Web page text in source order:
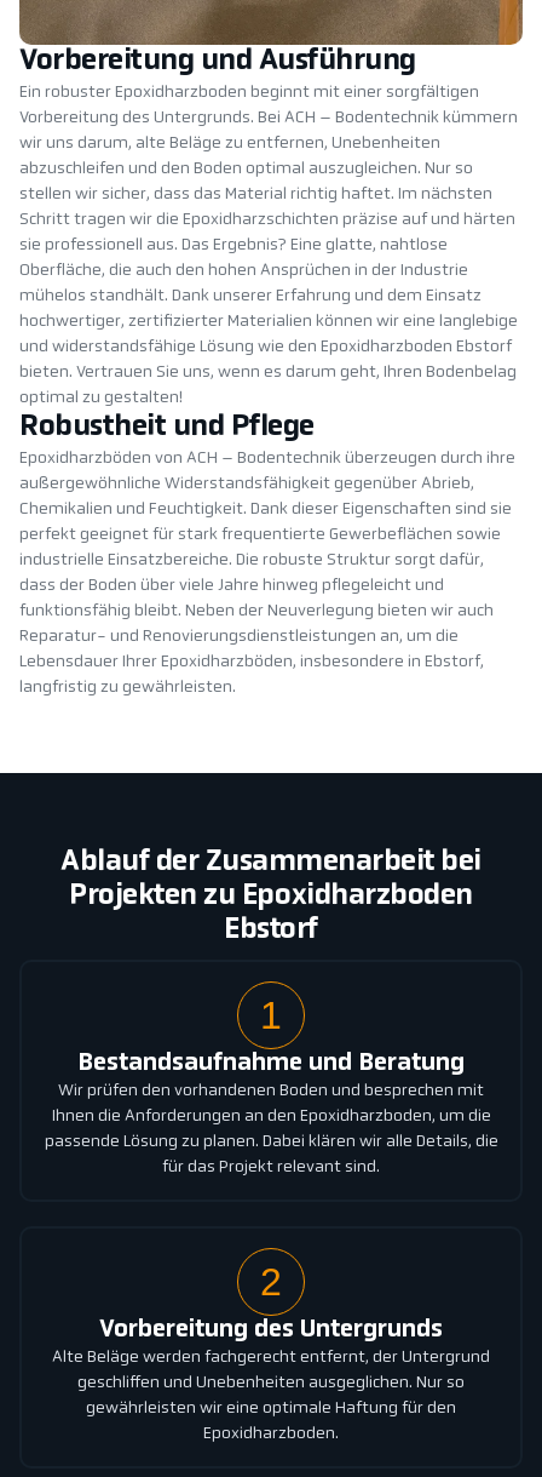
Vorbereitung und Ausführung
Ein robuster Epoxidharzboden beginnt mit einer sorgfältigen
Vorbereitung des Untergrunds. Bei ACH – Bodentechnik kümmern
wir uns darum, alte Beläge zu entfernen, Unebenheiten
abzuschleifen und den Boden optimal auszugleichen. Nur so
stellen wir sicher, dass das Material richtig haftet. Im nächsten
Schritt tragen wir die Epoxidharzschichten präzise auf und härten
sie professionell aus. Das Ergebnis? Eine glatte, nahtlose
Oberfläche, die auch den hohen Ansprüchen in der Industrie
mühelos standhält. Dank unserer Erfahrung und dem Einsatz
hochwertiger, zertifizierter Materialien können wir eine langlebige
und widerstandsfähige Lösung wie den Epoxidharzboden Ebstorf
bieten. Vertrauen Sie uns, wenn es darum geht, Ihren Bodenbelag
optimal zu gestalten!
Robustheit und Pflege
Epoxidharzböden von ACH – Bodentechnik überzeugen durch ihre
außergewöhnliche Widerstandsfähigkeit gegenüber Abrieb,
Chemikalien und Feuchtigkeit. Dank dieser Eigenschaften sind sie
perfekt geeignet für stark frequentierte Gewerbeflächen sowie
industrielle Einsatzbereiche. Die robuste Struktur sorgt dafür,
dass der Boden über viele Jahre hinweg pflegeleicht und
funktionsfähig bleibt. Neben der Neuverlegung bieten wir auch
Reparatur- und Renovierungsdienstleistungen an, um die
Lebensdauer Ihrer Epoxidharzböden, insbesondere in Ebstorf,
langfristig zu gewährleisten.
Ablauf der Zusammenarbeit bei
Projekten zu Epoxidharzboden
Ebstorf
1
Bestandsaufnahme und Beratung
Wir prüfen den vorhandenen Boden und besprechen mit
Ihnen die Anforderungen an den Epoxidharzboden, um die
passende Lösung zu planen. Dabei klären wir alle Details, die
für das Projekt relevant sind.
2
Vorbereitung des Untergrunds
Alte Beläge werden fachgerecht entfernt, der Untergrund
geschliffen und Unebenheiten ausgeglichen. Nur so
gewährleisten wir eine optimale Haftung für den
Epoxidharzboden.